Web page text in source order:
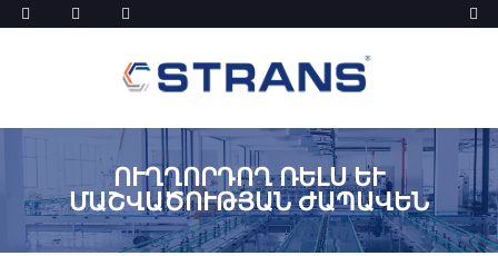
ՈՒՂՂՈՐԴՈՂ ՌԵԼՍ ԵՒ Մ
ԱՇՎԱԾՈՒԹՅԱՆ ԺԱՊԱՎԵՆ